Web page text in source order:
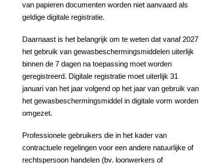
van papieren documenten worden niet aanvaard als
geldige digitale registratie.
Daarnaast is het belangrijk om te weten dat vanaf 2027
het gebruik van gewasbeschermingsmiddelen uiterlijk
binnen de 7 dagen na toepassing moet worden
geregistreerd. Digitale registratie moet uiterlijk 31
januari van het jaar volgend op het jaar van gebruik van
het gewasbeschermingsmiddel in digitale vorm worden
omgezet.
Professionele gebruikers die in het kader van
contractuele regelingen voor een andere natuurlijke of
rechtspersoon handelen (bv. loonwerkers of